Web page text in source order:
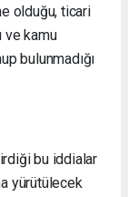
olduğu, ticari
ve kamu
bulunmadığı
bu iddialar
yürütülecek